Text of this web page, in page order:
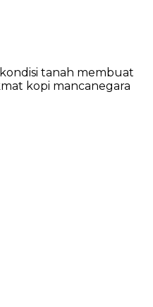
tanah membuat
kopi mancanegara